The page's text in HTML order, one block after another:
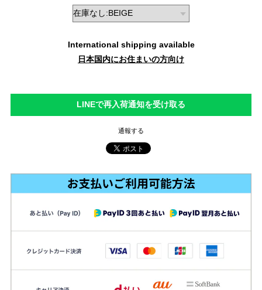
International shipping available
日本国内にお住まいの方向け
LINEで再入荷通知を受け取る
通報する